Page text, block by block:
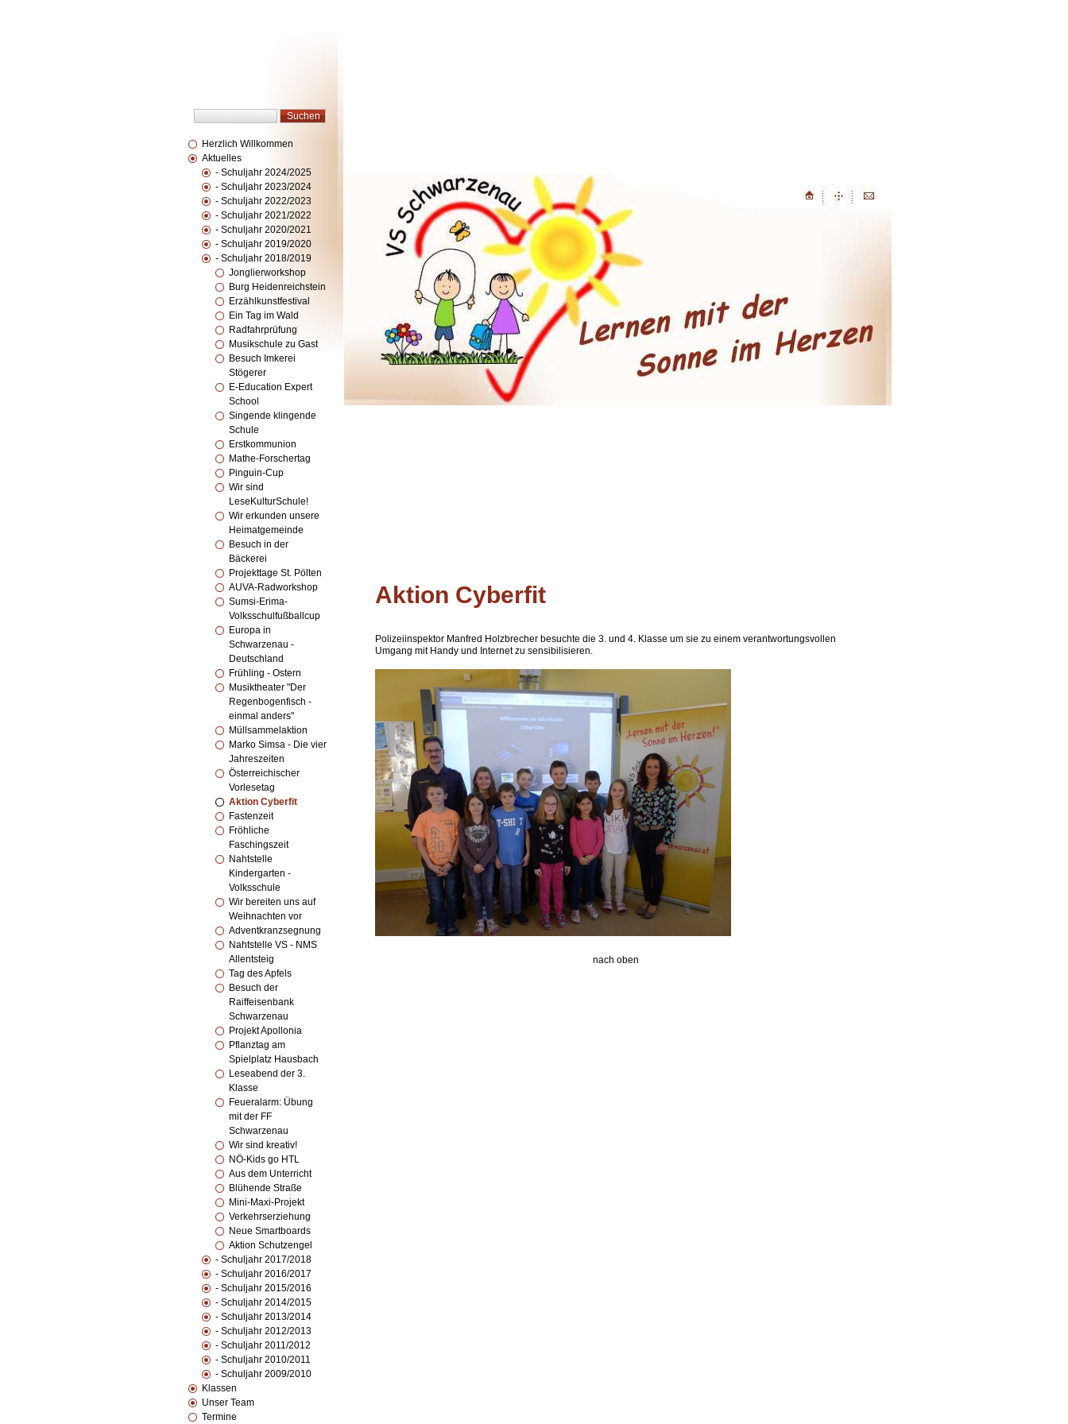
Herzlich Willkommen
Aktuelles
- Schuljahr 2024/2025
- Schuljahr 2023/2024
- Schuljahr 2022/2023
- Schuljahr 2021/2022
- Schuljahr 2020/2021
- Schuljahr 2019/2020
- Schuljahr 2018/2019
Jonglierworkshop
Burg Heidenreichstein
Erzählkunstfestival
Ein Tag im Wald
Radfahrprüfung
Musikschule zu Gast
Besuch Imkerei
Stögerer
E-Education Expert
School
Singende klingende
Schule
Erstkommunion
Mathe-Forschertag
Pinguin-Cup
Wir sind
LeseKulturSchule!
Wir erkunden unsere
Heimatgemeinde
Besuch in der
Bäckerei
Projekttage St. Pölten
AUVA-Radworkshop
Sumsi-Erima-
Volksschulfußballcup
Europa in
Schwarzenau -
Deutschland
Frühling - Ostern
Musiktheater "Der
Regenbogenfisch -
einmal anders"
Müllsammelaktion
Marko Simsa - Die vier
Jahreszeiten
Österreichischer
Vorlesetag
Aktion Cyberfit
Fastenzeit
Fröhliche
Faschingszeit
Nahtstelle
Kindergarten -
Volksschule
Wir bereiten uns auf
Weihnachten vor
Adventkranzsegnung
Nahtstelle VS - NMS
Allentsteig
Tag des Apfels
Besuch der
Raiffeisenbank
Schwarzenau
Projekt Apollonia
Pflanztag am
Spielplatz Hausbach
Leseabend der 3.
Klasse
Feueralarm: Übung
mit der FF
Schwarzenau
Wir sind kreativ!
NÖ-Kids go HTL
Aus dem Unterricht
Blühende Straße
Mini-Maxi-Projekt
Verkehrserziehung
Neue Smartboards
Aktion Schutzengel
- Schuljahr 2017/2018
- Schuljahr 2016/2017
- Schuljahr 2015/2016
- Schuljahr 2014/2015
- Schuljahr 2013/2014
- Schuljahr 2012/2013
- Schuljahr 2011/2012
- Schuljahr 2010/2011
- Schuljahr 2009/2010
Klassen
Unser Team
Termine
Aktion Cyberfit
Polizeiinspektor Manfred Holzbrecher besuchte die 3. und 4. Klasse um sie zu einem verantwortungsvollen
Umgang mit Handy und Internet zu sensibilisieren.
nach oben